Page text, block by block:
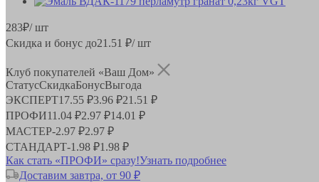
283₽/ шт
Скидка и бонус до21.51 ₽/ шт
Клуб покупателей «Ваш Дом»
СтатусСкидкаБонусВыгода
ЭКСПЕРТ17.55 ₽3.96 ₽21.51 ₽
ПРОФИ11.04 ₽2.97 ₽14.01 ₽
МАСТЕР-2.97 ₽2.97 ₽
СТАНДАРТ-1.98 ₽1.98 ₽
Как стать «ПРОФИ» сразу!Узнать подробнее
Доставим завтра, от 90 ₽